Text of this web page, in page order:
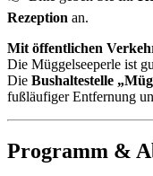
Rezeption an.
Mit öffentlichen
Die Müggelseeperle ist
Die Bushaltestelle
fußläufiger Entfernung
Programm &